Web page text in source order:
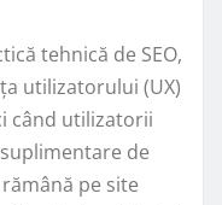
tehnică de SEO,
utilizatorului (UX)
când utilizatorii
de
pe site